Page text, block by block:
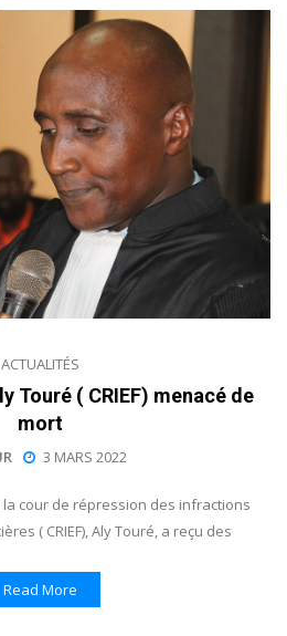
ACTUALITÉS
Touré ( CRIEF) menacé de
mort
3 MARS 2022
cour de répression des infractions
( CRIEF), Aly Touré, a reçu des
Read More